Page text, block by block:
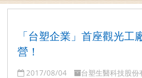
「台塑企業」首座觀光
營！
2017/08/04 台塑生醫科技股份